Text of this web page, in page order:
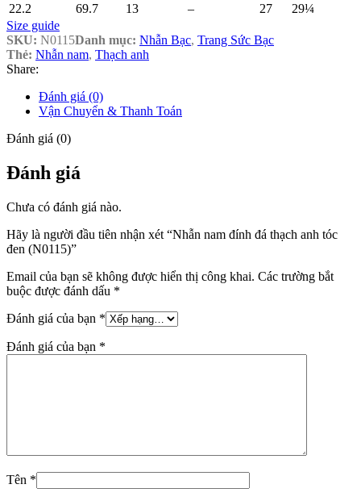
22.2
69.7 13 – 27
29¼
Size guide
SKU: N0115Danh mục: Nhẫn Bạc, Trang Sức Bạc
Thẻ: Nhẫn nam, Thạch anh
Share:
Đánh giá (0)
Vận Chuyển & Thanh Toán
Đánh giá (0)
Đánh giá
Chưa có đánh giá nào.
Hãy là người đầu tiên nhận xét “Nhẫn nam đính đá thạch anh tóc
đen (N0115)”
Email của bạn sẽ không được hiển thị công khai. Các trường bắt
buộc được đánh dấu *
Đánh giá của bạn *
Đánh giá của bạn *
Tên *